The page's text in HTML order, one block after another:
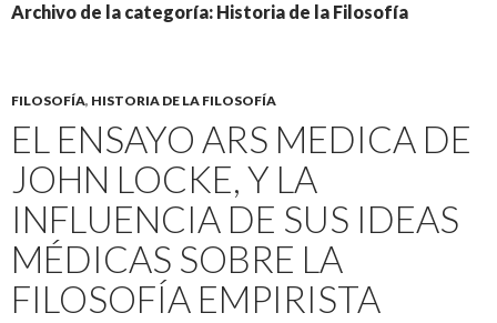
Archivo de la categoría: Historia de la Filosofía
FILOSOFÍA, HISTORIA DE LA FILOSOFÍA
EL ENSAYO ARS MEDICA DE
JOHN LOCKE, Y LA
INFLUENCIA DE SUS IDEAS
MÉDICAS SOBRE LA
FILOSOFÍA EMPIRISTA